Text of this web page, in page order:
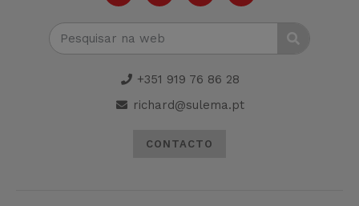
+351 919 76 86 28
richard@sulema.pt
CONTACTO